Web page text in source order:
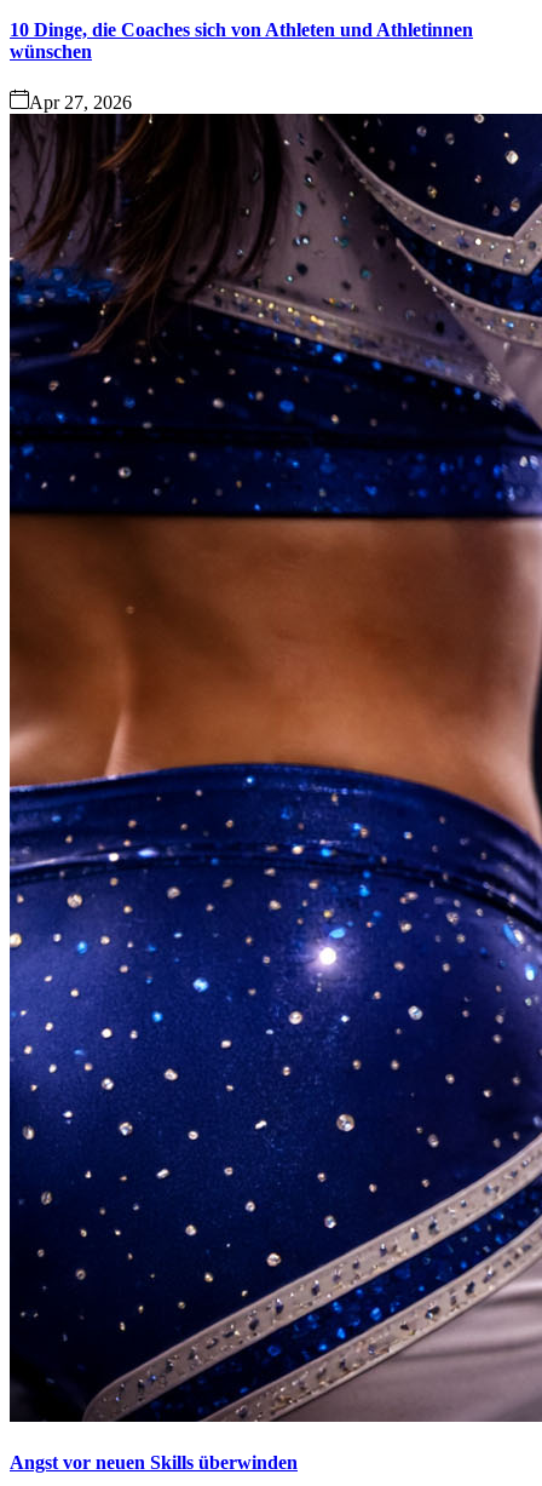
10 Dinge, die Coaches sich von Athleten und Athletinnen
wünschen
Apr 27, 2026
Angst vor neuen Skills überwinden